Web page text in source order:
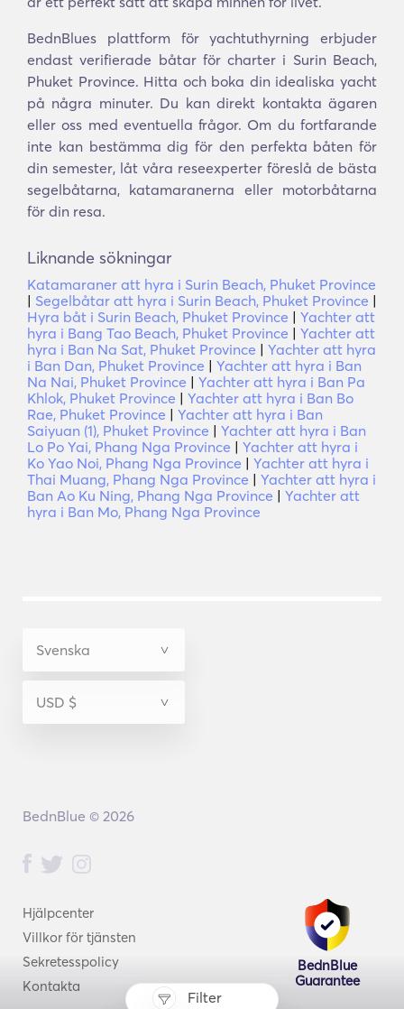
Filter
BednBlues plattform för yachtuthyrning erbjuder
endast verifierade båtar för charter i Surin Beach,
Phuket Province. Hitta och boka din idealiska yacht
på några minuter. Du kan direkt kontakta ägaren
eller oss med eventuella frågor. Om du fortfarande
inte kan bestämma dig för den perfekta båten för
din semester, låt våra reseexperter föreslå de bästa
segelbåtarna, katamaranerna eller motorbåtarna
för din resa.
Liknande sökningar
Katamaraner att hyra i Surin Beach, Phuket Province
| Segelbåtar att hyra i Surin Beach, Phuket Province |
Hyra båt i Surin Beach, Phuket Province | Yachter att
hyra i Bang Tao Beach, Phuket Province | Yachter att
hyra i Ban Na Sat, Phuket Province | Yachter att hyra
i Ban Dan, Phuket Province | Yachter att hyra i Ban
Na Nai, Phuket Province | Yachter att hyra i Ban Pa
Khlok, Phuket Province | Yachter att hyra i Ban Bo
Rae, Phuket Province | Yachter att hyra i Ban
Saiyuan (1), Phuket Province | Yachter att hyra i Ban
Lo Po Yai, Phang Nga Province | Yachter att hyra i
Ko Yao Noi, Phang Nga Province | Yachter att hyra i
Thai Muang, Phang Nga Province | Yachter att hyra i
Ban Ao Ku Ning, Phang Nga Province | Yachter att
hyra i Ban Mo, Phang Nga Province
Hjälpcenter
Villkor för tjänsten
Sekretesspolicy
Kontakta
BednBlue
Guarantee
BednBlue © 2026